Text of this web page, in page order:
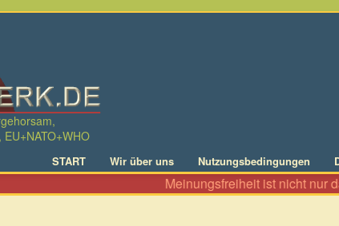
START Wir über uns Nutzungsbedingungen
Meinungsfreiheit ist nicht nur das Recht, zu